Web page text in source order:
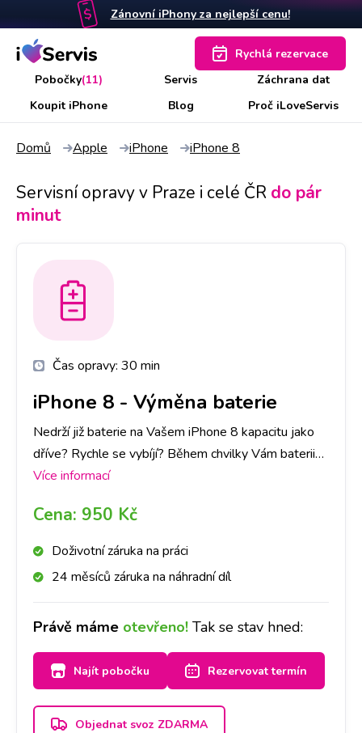
Zánovní iPhony za nejlepší cenu!
Pobočky(11) Servis
Záchrana dat
Koupit iPhone
Blog Proč iLoveServis
Rychlá rezervace
Domů Apple iPhone iPhone 8
Servisní opravy v Praze i celé ČR do pár
minut
Čas opravy: 30 min
iPhone 8 - Výměna baterie
Nedrží již baterie na Vašem iPhone 8 kapacitu jako
dříve? Rychle se vybíjí? Během chvilky Vám baterii
vyměníme. Stačí se zastavit na naší pobočce.
Více informací
Cena: 950 Kč
Doživotní záruka na práci
24 měsíců záruka na náhradní díl
Právě máme otevřeno! Tak se stav hned:
Najít pobočku Rezervovat termín
Objednat svoz ZDARMA